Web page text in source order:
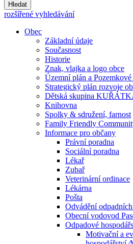
Hledat
rozšířené vyhledávání
Obec
Základní údaje
Současnost
Historie
Znak, vlajka a logo obce
Územní plán a
Strategický plán rozvoje
Dětská skupina
Knihovna
Spolky & sdružení, farnost
Family Friendly
Informace pro občany
Právní poradna
Sociální poradna
Lékař
Zubař
Veterinární ordinace
Lékárna
Pošta
Odvádění
Obecní vodovod
Odpadové
Motivační a